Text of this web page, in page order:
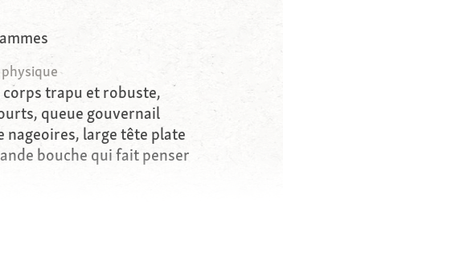
corps trapu et robuste,
queue gouvernail
nageoires, large tête plate
bouche qui fait penser
de la ville de Mexico